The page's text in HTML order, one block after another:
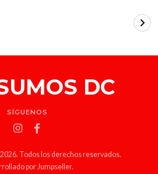
DC
SÍGUENOS
Todos los derechos reservados.
por Jumpseller.